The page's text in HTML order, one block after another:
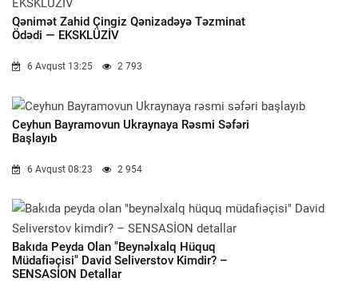
Qənimət Zahid Çingiz Qənizadəyə Təzminat
Ödədi — EKSKLÜZİV
6 Avqust 13:25 2 793
Ceyhun Bayramovun Ukraynaya Rəsmi Səfəri
Başlayıb
6 Avqust 08:23 2 954
Bakıda Peyda Olan "beynəlxalq Hüquq
Müdafiəçisi" David Seliverstov Kimdir? –
SENSASİON Detallar